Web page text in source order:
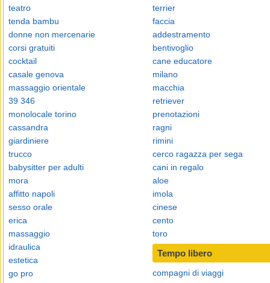
teatro
tenda bambu
donne non mercenarie
corsi gratuiti
cocktail
casale genova
massaggio orientale
39 346
monolocale torino
cassandra
giardiniere
trucco
babysitter per adulti
mora
affitto napoli
sesso orale
erica
massaggio
idraulica
estetica
go pro
terrier
faccia
addestramento
bentivoglio
cane educatore
milano
macchia
retriever
prenotazioni
ragni
rimini
cerco ragazza per sega
cani in regalo
aloe
imola
cinese
cento
toro
Tempo libero
compagni di viaggi